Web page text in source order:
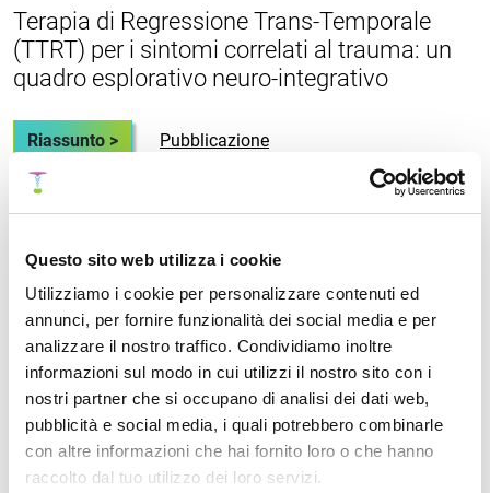
Questo sito web utilizza i cookie
Utilizziamo i cookie per personalizzare contenuti ed
annunci, per fornire funzionalità dei social media e per
analizzare il nostro traffico. Condividiamo inoltre
informazioni sul modo in cui utilizzi il nostro sito con i
nostri partner che si occupano di analisi dei dati web,
pubblicità e social media, i quali potrebbero combinarle
con altre informazioni che hai fornito loro o che hanno
raccolto dal tuo utilizzo dei loro servizi.
Terapia di Regressione Trans-Temporale
(TTRT) per i sintomi correlati al trauma: un
quadro esplorativo neuro-integrativo
Riassunto > Pubblicazione
(FEEL): un quadro somatico per completare
il ciclo dello stress nella paura correlata al
trauma
Riassunto > Pubblicazione